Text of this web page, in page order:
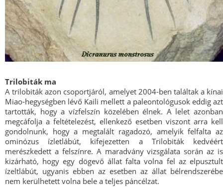
Trilobiták ma
A trilobiták azon csoportjáról, amelyet 2004-ben találtak a kínai
Miao-hegységben lévő Kaili mellett a paleontológusok eddig azt
tartották, hogy a vízfelszín közelében élnek. A lelet azonban
megcáfolja a feltételezést, ellenkező esetben viszont arra kell
gondolnunk, hogy a megtalált ragadozó, amelyik felfalta az
ominózus ízletlábút, kifejezetten a Trilobiták kedvéért
merészkedett a felszínre. A maradvány vizsgálata során az is
kizárható, hogy egy dögevő állat falta volna fel az elpusztult
ízeltlábút, ugyanis ebben az esetben az állat bélrendszerébe
nem kerülhetett volna bele a teljes páncélzat.